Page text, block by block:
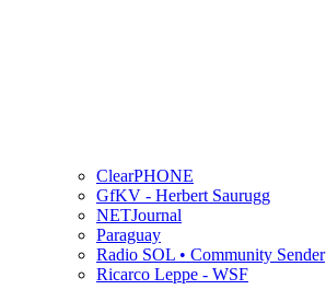
ClearPHONE
GfKV - Herbert Saurugg
NETJournal
Paraguay
Radio SOL • Community Sender
Ricarco Leppe - WSF